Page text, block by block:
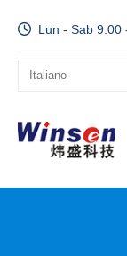
Lun - Sab 9:00